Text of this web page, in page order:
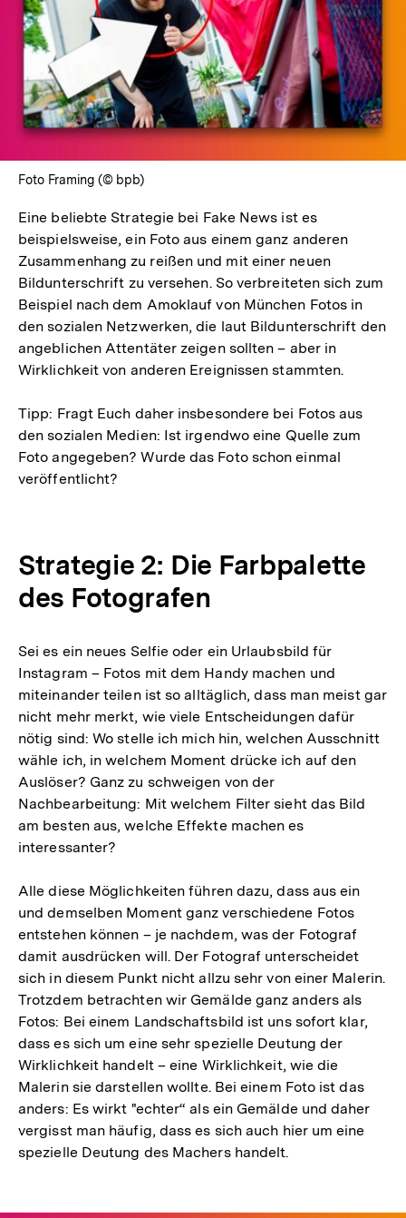
In
Lightbox
öffnen
Foto Framing (© bpb)
Eine beliebte Strategie bei Fake News ist es
beispielsweise, ein Foto aus einem ganz anderen
Zusammenhang zu reißen und mit einer neuen
Bildunterschrift zu versehen. So verbreiteten sich zum
Beispiel nach dem Amoklauf von München Fotos in
den sozialen Netzwerken, die laut Bildunterschrift den
angeblichen Attentäter zeigen sollten – aber in
Wirklichkeit von anderen Ereignissen stammten.
Tipp: Fragt Euch daher insbesondere bei Fotos aus
den sozialen Medien: Ist irgendwo eine Quelle zum
Foto angegeben? Wurde das Foto schon einmal
veröffentlicht?
Strategie 2: Die Farbpalette
des Fotografen
Sei es ein neues Selfie oder ein Urlaubsbild für
Instagram – Fotos mit dem Handy machen und
miteinander teilen ist so alltäglich, dass man meist gar
nicht mehr merkt, wie viele Entscheidungen dafür
nötig sind: Wo stelle ich mich hin, welchen Ausschnitt
wähle ich, in welchem Moment drücke ich auf den
Auslöser? Ganz zu schweigen von der
Nachbearbeitung: Mit welchem Filter sieht das Bild
am besten aus, welche Effekte machen es
interessanter?
Alle diese Möglichkeiten führen dazu, dass aus ein
und demselben Moment ganz verschiedene Fotos
entstehen können – je nachdem, was der Fotograf
damit ausdrücken will. Der Fotograf unterscheidet
sich in diesem Punkt nicht allzu sehr von einer Malerin.
Trotzdem betrachten wir Gemälde ganz anders als
Fotos: Bei einem Landschaftsbild ist uns sofort klar,
dass es sich um eine sehr spezielle Deutung der
Wirklichkeit handelt – eine Wirklichkeit, wie die
Malerin sie darstellen wollte. Bei einem Foto ist das
anders: Es wirkt "echter“ als ein Gemälde und daher
vergisst man häufig, dass es sich auch hier um eine
spezielle Deutung des Machers handelt.